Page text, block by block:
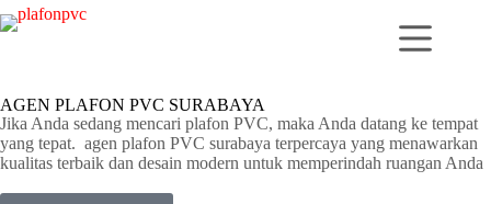
AGEN PLAFON PVC SURABAYA
Jika Anda sedang mencari plafon PVC, maka Anda datang ke tempat
yang tepat. agen plafon PVC surabaya terpercaya yang menawarkan
kualitas terbaik dan desain modern untuk memperindah ruangan Anda